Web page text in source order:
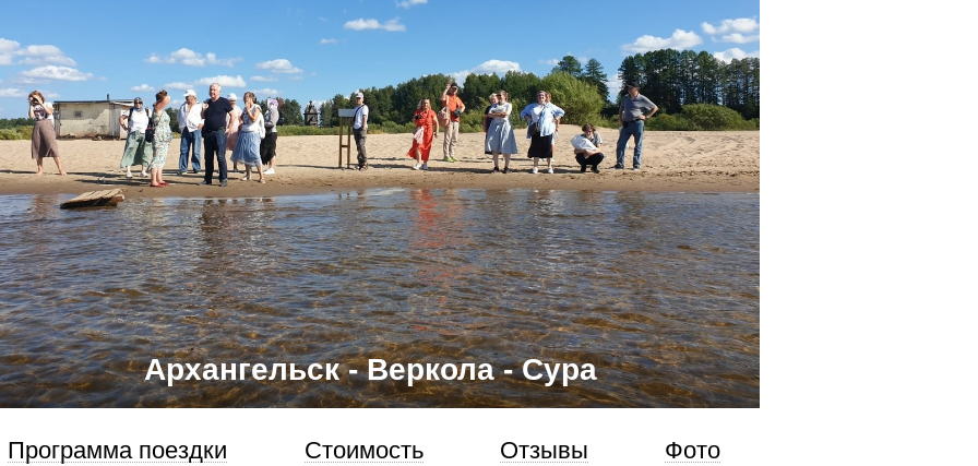
Архангельск - Веркола - Сура
Программа поездки Стоимость Отзывы Фото